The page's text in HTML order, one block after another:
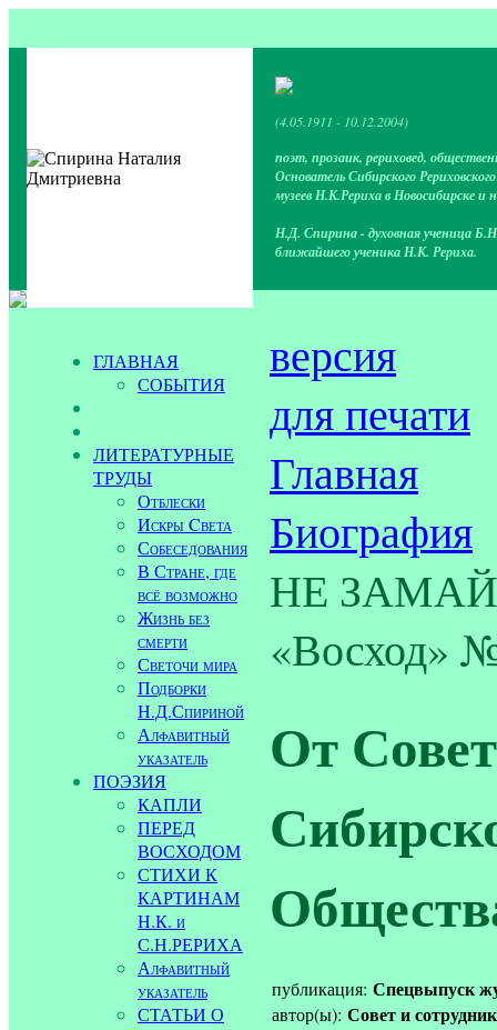
(4.05.1911 - 10.12.2004)
поэт, прозаик, рериховед,
Основатель Сибирского
музеев Н.К.Рериха в Новосибирске и
Н.Д. Спирина - духовная ученица
ближайшего ученика Н.К. Рериха.
ГЛАВНАЯ
СОБЫТИЯ
ЛИТЕРАТУРНЫЕ
ТРУДЫ
Отблески
Искры Cвета
Собеседования
В Стране, где
всё возможно
Жизнь без
смерти
Светочи мира
Подборки
Н.Д.Спириной
Алфавитный
указатель
ПОЭЗИЯ
КАПЛИ
ПЕРЕД
ВОСХОДОМ
СТИХИ К
КАРТИНАМ
Н.К. и
С.Н.РЕРИХА
Алфавитный
указатель
СТАТЬИ О
версия
для печати
Главная
Биография
НЕ ЗАМАЙ!
«Восход»
От
публикация: Спецвыпуск
автор(ы): Совет и